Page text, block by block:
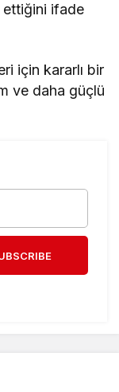
ettiğini ifade
için kararlı bir
ve daha güçlü